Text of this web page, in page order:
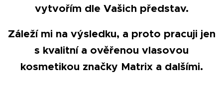
vytvořím dle Vašich představ.
Záleží mi na výsledku, a proto pracuji jen
s kvalitní a ověřenou vlasovou
kosmetikou značky Matrix a dalšími.